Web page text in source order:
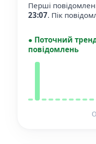
Перші
23:07. Пік
● Поточний
повідомлень